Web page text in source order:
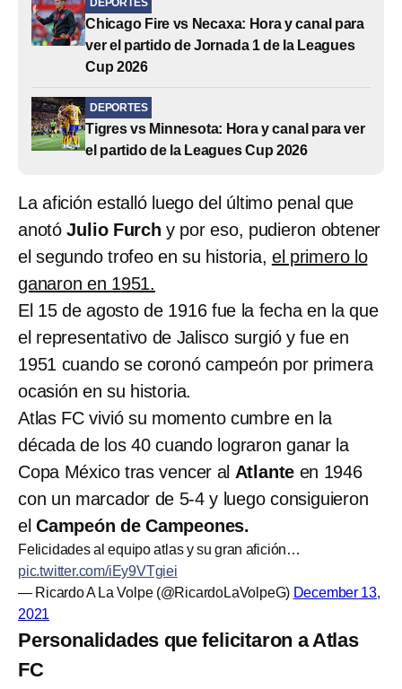
DEPORTES
Chicago Fire vs Necaxa: Hora y canal para
ver el partido de Jornada 1 de la Leagues
Cup 2026
DEPORTES
Tigres vs Minnesota: Hora y canal para ver
el partido de la Leagues Cup 2026
La afición estalló luego del último penal que
anotóJulio Furch y por eso, pudieron obtener
el segundo trofeo en su historia, el primero lo
ganaron en 1951.
El 15 de agosto de 1916 fue la fecha en la que
el representativo de Jalisco surgió y fue en
1951 cuando se coronó campeón por primera
ocasión en su historia.
Atlas FC vivió su momento cumbre en la
década de los 40 cuando lograron ganar la
Copa México tras vencer al Atlante en 1946
con un marcador de 5-4 y luego consiguieron
el Campeón de Campeones.
Felicidades al equipo atlas y su gran afición…
pic.twitter.com/iEy9VTgiei
— Ricardo A La Volpe (@RicardoLaVolpeG) December 13,
2021
Personalidades que felicitaron a Atlas
FC